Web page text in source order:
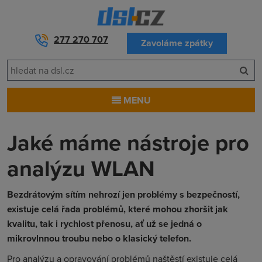
277 270 707 Zavoláme zpátky
MENU
Jaké máme nástroje pro
analýzu WLAN
Bezdrátovým sítím nehrozí jen problémy s bezpečností,
existuje celá řada problémů, které mohou zhoršit jak
kvalitu, tak i rychlost přenosu, ať už se jedná o
mikrovlnnou troubu nebo o klasický telefon.
Pro analýzu a opravování problémů naštěstí existuje celá